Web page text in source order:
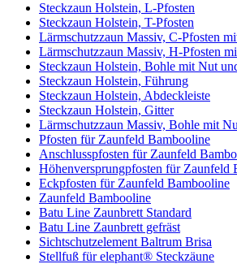
Steckzaun Holstein, L-Pfosten
Steckzaun Holstein, T-Pfosten
Lärmschutzzaun Massiv, C-Pfosten
Lärmschutzzaun Massiv, H-Pfosten
Steckzaun Holstein, Bohle mit Nut
Steckzaun Holstein, Führung
Steckzaun Holstein, Abdeckleiste
Steckzaun Holstein, Gitter
Lärmschutzzaun Massiv, Bohle mit
Pfosten für Zaunfeld Bambooline
Anschlusspfosten für Zaunfeld
Höhenversprungpfosten für Zaunfeld
Eckpfosten für Zaunfeld Bambooline
Zaunfeld Bambooline
Batu Line Zaunbrett Standard
Batu Line Zaunbrett gefräst
Sichtschutzelement Baltrum Brisa
Stellfuß für elephant® Steckzäune